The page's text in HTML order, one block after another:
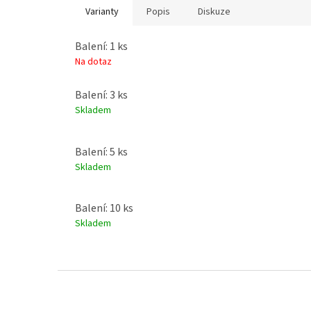
Varianty Popis Diskuze
Balení: 1 ks
Na dotaz
Balení: 3 ks
Skladem
Balení: 5 ks
Skladem
Balení: 10 ks
Skladem